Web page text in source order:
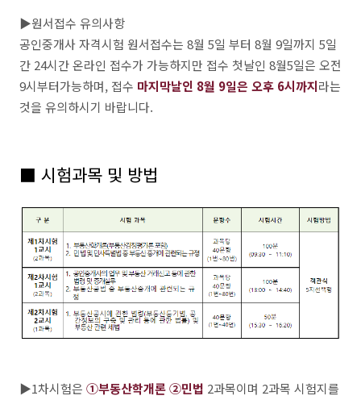
▶원서접수 유의사항
공인중개사 자격시험 원서접수는 8월 5일 부터 8월 9일까지 5일
간 24시간 온라인 접수가 가능하지만 접수 첫날인 8월5일은 오전
9시부터가능하며, 접수 마지막날인 8월 9일은 오후 6시까지라는
것을 유의하시기 바랍니다.
■ 시험과목 및 방법
▶1차시험은 ①부동산학개론②민법 2과목이며 2과목 시험지를